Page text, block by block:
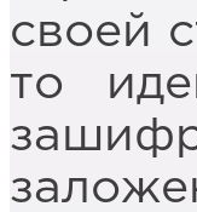
своей
то